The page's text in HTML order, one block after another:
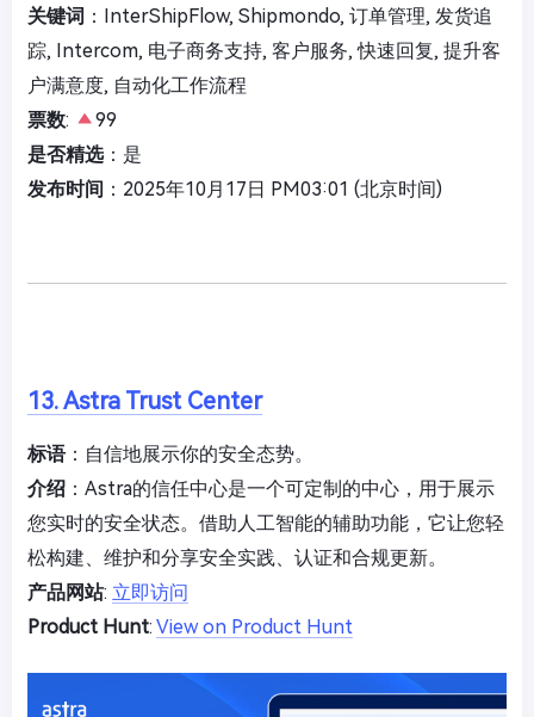
关键词 ：InterShipFlow, Shipmondo, 订单管理, 发货追
踪, Intercom, 电子商务支持, 客户服务, 快速回复, 提升客
户满意度, 自动化工作流程
票数:
99
是否精选：是
发布时间 ：2025年10月17日 PM03:01 (北京时间)
13. Astra Trust Center
标语：自信地展示你的安全态势。
介绍 ：Astra的信任中心是一个可定制的中心，用于展示
您实时的安全状态。借助人工智能的辅助功能，它让您轻
松构建、维护和分享安全实践、认证和合规更新。
产品网站: 立即访问
Product Hunt: View on Product Hunt